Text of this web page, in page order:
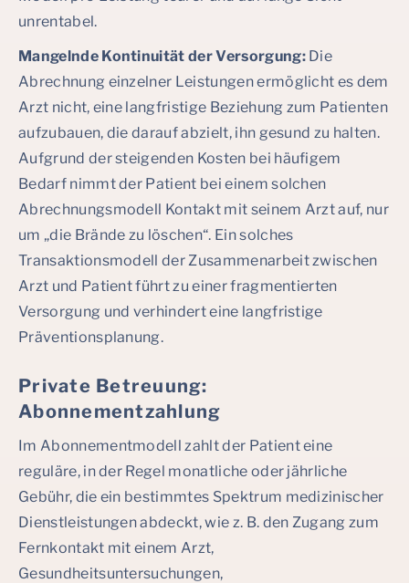
unrentabel.
Mangelnde Kontinuität der Versorgung: Die
Abrechnung einzelner Leistungen ermöglicht es dem
Arzt nicht, eine langfristige Beziehung zum Patienten
aufzubauen, die darauf abzielt, ihn gesund zu halten.
Aufgrund der steigenden Kosten bei häufigem
Bedarf nimmt der Patient bei einem solchen
Abrechnungsmodell Kontakt mit seinem Arzt auf, nur
um „die Brände zu löschen“. Ein solches
Transaktionsmodell der Zusammenarbeit zwischen
Arzt und Patient führt zu einer fragmentierten
Versorgung und verhindert eine langfristige
Präventionsplanung.
Private Betreuung:
Abonnementzahlung
Im Abonnementmodell zahlt der Patient eine
reguläre, in der Regel monatliche oder jährliche
Gebühr, die ein bestimmtes Spektrum medizinischer
Dienstleistungen abdeckt, wie z. B. den Zugang zum
Fernkontakt mit einem Arzt,
Gesundheitsuntersuchungen,